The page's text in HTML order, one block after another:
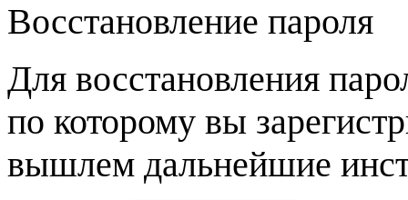
Восстановление пароля
Для восстановления
по которому вы
вышлем дальнейшие